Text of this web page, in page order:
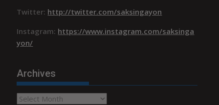
Twitter: http://twitter.com/saksingayon
Instagram: https://www.instagram.com/saksinga
yon/
Archives
Archives